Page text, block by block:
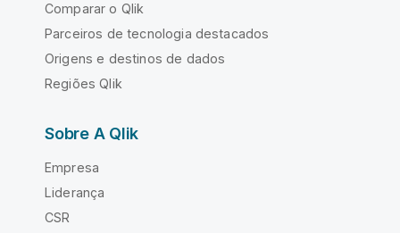
Comparar o Qlik
Parceiros de tecnologia destacados
Origens e destinos de dados
Regiões Qlik
Sobre A Qlik
Empresa
Liderança
CSR